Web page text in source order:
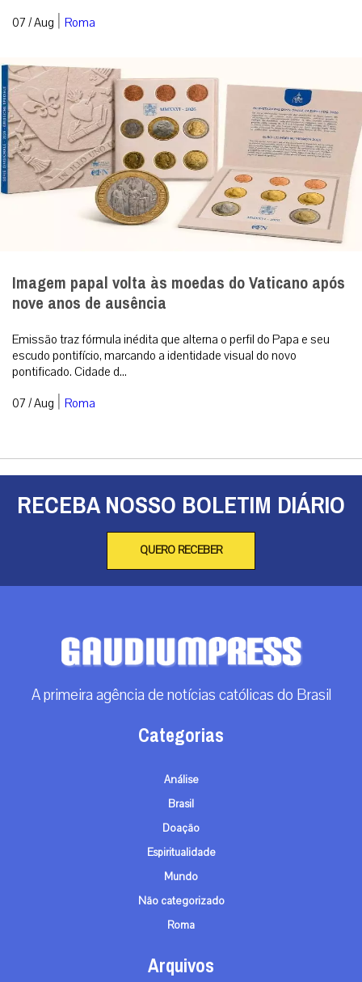
07 / Aug | Roma
Imagem papal volta às moedas do Vaticano após
nove anos de ausência
Emissão traz fórmula inédita que alterna o perfil do Papa e seu
escudo pontifício, marcando a identidade visual do novo
pontificado. Cidade d...
07 / Aug | Roma
RECEBA NOSSO BOLETIM DIÁRIO
QUERO RECEBER
A primeira agência de notícias católicas do Brasil
Categorias
Análise
Brasil
Doação
Espiritualidade
Mundo
Não categorizado
Roma
Arquivos